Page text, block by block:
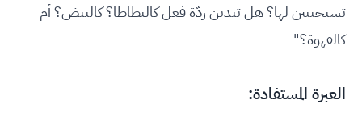
تستجيبين لها؟ هل تبدين ردّة فعل كالبطاطا؟ كالبيض؟ أم
كالقهوة؟"
العبرة المستفادة: